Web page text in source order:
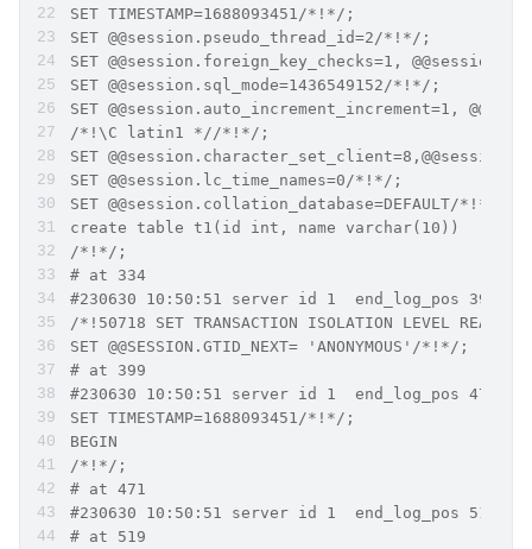
SET TIMESTAMP=1688093451/*!*/;
SET @@session.pseudo_thread_id=2/*!*/;
SET @@session.foreign_key_checks=1,
SET @@session.sql_mode=1436549152/*!*/;
SET @@session.auto_increment_increment=1,
/*!\C latin1 *//*!*/;
SET
SET @@session.lc_time_names=0/*!*/;
SET @@session.collation_database=DEFAULT/*!*/;
create table t1(id int, name varchar(10))
/*!*/;
# at 334
/*!50718 SET TRANSACTION ISOLATION LEVEL READ
SET @@SESSION.GTID_NEXT= 'ANONYMOUS'/*!*/;
# at 399
SET TIMESTAMP=1688093451/*!*/;
BEGIN
/*!*/;
# at 471
# at 519